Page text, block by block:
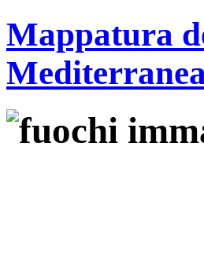
Mappatura